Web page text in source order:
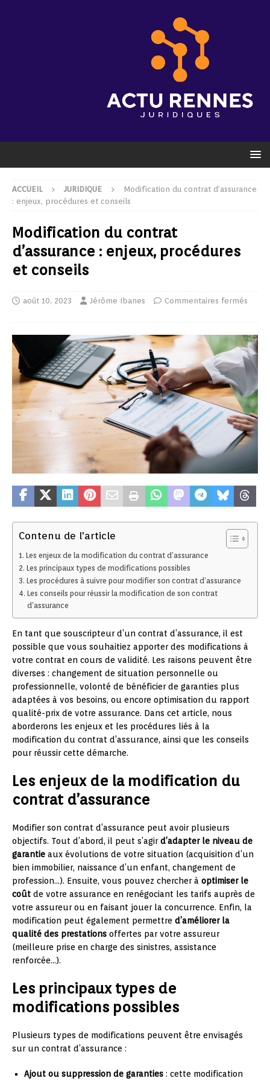
ACCUEIL JURIDIQUE
Modification du contrat d’assurance
: enjeux, procédures et conseils
Modification du contrat
d’assurance : enjeux, procédures
et conseils
août 10, 2023 Jérôme Ibanes Commentaires fermés
Contenu de l'article
Les enjeux de la modification du contrat d’assurance
Les principaux types de modifications possibles
Les procédures à suivre pour modifier son contrat d’assurance
Les conseils pour réussir la modification de son contrat
d’assurance
En tant que souscripteur d’un contrat d’assurance, il est
possible que vous souhaitiez apporter des modifications à
votre contrat en cours de validité. Les raisons peuvent être
diverses : changement de situation personnelle ou
professionnelle, volonté de bénéficier de garanties plus
adaptées à vos besoins, ou encore optimisation du rapport
qualité-prix de votre assurance. Dans cet article, nous
aborderons les enjeux et les procédures liés à la
modification du contrat d’assurance, ainsi que les conseils
pour réussir cette démarche.
Les enjeux de la modification du
contrat d’assurance
Modifier son contrat d’assurance peut avoir plusieurs
objectifs. Tout d’abord, il peut s’agird’adapter le niveau de
garantie aux évolutions de votre situation (acquisition d’un
bien immobilier, naissance d’un enfant, changement de
profession…). Ensuite, vous pouvez chercher à optimiser le
coût de votre assurance en renégociant les tarifs auprès de
votre assureur ou en faisant jouer la concurrence. Enfin, la
modification peut également permettre d’améliorer la
qualité des prestations offertes par votre assureur
(meilleure prise en charge des sinistres, assistance
renforcée…).
Les principaux types de
modifications possibles
Plusieurs types de modifications peuvent être envisagés
sur un contrat d’assurance :
Ajout ou suppression de garanties : cette modification